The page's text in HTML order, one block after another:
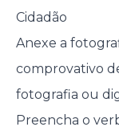
Cidadão
Anexe a
comprovativo
fotografia ou
Preencha o